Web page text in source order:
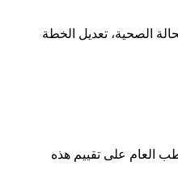
الصحية، تعديل الخطة
العام على تقييم هذه